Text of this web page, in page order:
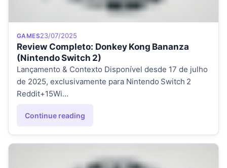
Category
GAMESPosted on
23/07/2025
Review Completo: Donkey Kong Bananza
(Nintendo Switch 2)
Lançamento & Contexto Disponível desde 17 de julho
de 2025, exclusivamente para Nintendo Switch 2
Reddit+15Wi…
Continue reading
"Review Completo: Donkey Kong Bananza (Nintendo